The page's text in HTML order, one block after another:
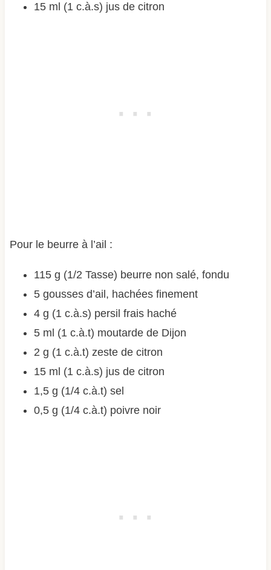
15 ml (1 c.à.s) jus de citron
Pour le beurre à l’ail :
115 g (1/2 Tasse) beurre non salé, fondu
5 gousses d’ail, hachées finement
4 g (1 c.à.s) persil frais haché
5 ml (1 c.à.t) moutarde de Dijon
2 g (1 c.à.t) zeste de citron
15 ml (1 c.à.s) jus de citron
1,5 g (1/4 c.à.t) sel
0,5 g (1/4 c.à.t) poivre noir